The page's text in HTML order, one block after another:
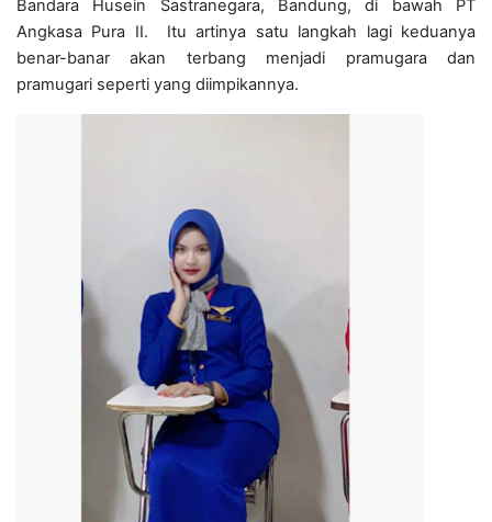
Bandara Husein Sastranegara, Bandung, di bawah PT
Angkasa Pura II. Itu artinya satu langkah lagi keduanya
benar-banar akan terbang menjadi pramugara dan
pramugari seperti yang diimpikannya.